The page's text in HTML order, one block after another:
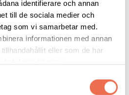
identifierare och annan
till de sociala medier och
som vi samarbetar med.
informationen med annan
eller som de har
värda.